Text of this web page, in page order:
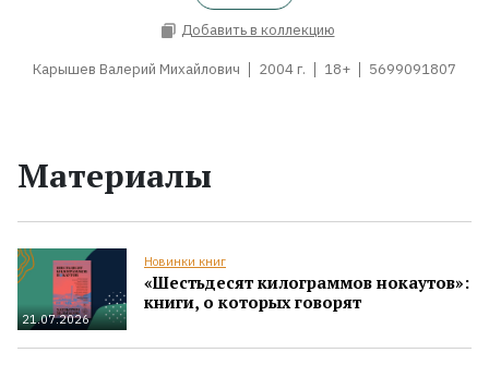
Добавить в коллекцию
Карышев Валерий Михайлович 2004 г. 18+ 5699091807
Материалы
21.07.2026
Новинки книг
«Шестьдесят килограммов нокаутов»:
книги, о которых говорят